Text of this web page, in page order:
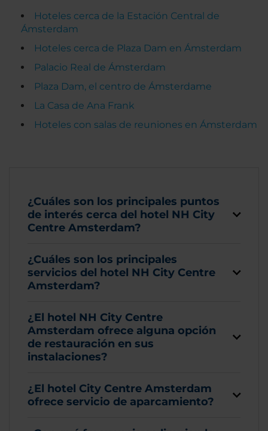
Hoteles cerca de la Estación Central de
Ámsterdam
Hoteles cerca de Plaza Dam en Ámsterdam
Palacio Real de Ámsterdam
Plaza Dam, el centro de Ámsterdame
La Casa de Ana Frank
Hoteles con salas de reuniones en Ámsterdam
¿Cuáles son los principales puntos
de interés cerca del hotel NH City
Centre Amsterdam?
¿Cuáles son los principales
servicios del hotel NH City Centre
Amsterdam?
¿El hotel NH City Centre
Amsterdam ofrece alguna opción
de restauración en sus
instalaciones?
¿El hotel City Centre Amsterdam
ofrece servicio de aparcamiento?